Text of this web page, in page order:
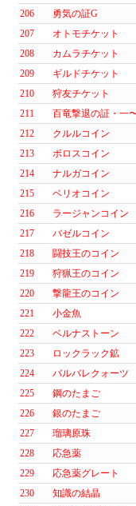
206
勇気の証G
207
オトモチケット
208
カムラチケット
209
ギルドチケット
210
狩友チケット
211
百竜撃退の証・一
212
クルルコイン
213
ボロスコイン
214
ナルガコイン
215
ベリオコイン
216
ラージャンコイン
217
バゼルコイン
218
闘技王のコイン
219
狩猟王のコイン
220
撃龍王のコイン
221
小金魚
222
ベルナストーン
223
ロックラック鉱
224
バルバレクォーツ
225
鋼のたまご
226
銀のたまご
227
瑠璃原珠
228
応急薬
229
応急薬グレート
230
知識の結晶